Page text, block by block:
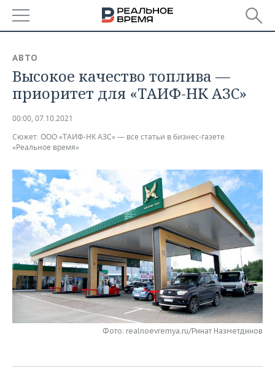
БАШКОРТОСТАН
ТАТАРСТАН
НОВОСТИ
АНАЛИТИКА
КОРОЛИ ГОСЗАКАЗА ПФО
ВУЗЫ ТАТАРСТАНА
КОМУ ПРИНАДЛЕЖАТ
ТОРГОВЫЕ ЦЕНТРЫ
ТАТАРСТАНА
ФИНАНСЫ
БАНКИ
БЮДЖЕТ
ИНВЕСТИЦИИ
НОВОСТИ
ПРОМЫШЛЕННОСТИ
АГРОПРОМ
МАШИНОСТРОЕНИЕ
НЕФТЕХИМИЯ
ЭНЕРГЕТИКА
НЕДВИЖИМОСТЬ
НОВОСТИ НЕДВИЖИМОСТИ
АВТО
НОВОСТИ АВТО
БИЗНЕС
НОВОСТИ БИЗНЕСА
РОЗНИЧНАЯ ТОРГОВЛЯ
ТРАНСПОРТ
ТЕХНОЛОГИИ
НОВОСТИ ТЕХНОЛОГИЙ
IT
МЕРОПРИЯТИЯ
НОВОСТИ МЕРОПРИЯТИЙ
СПОРТ
АВТО
Высокое качество топлива —
приоритет для «ТАИФ-НК АЗС»
00:00, 07.10.2021
Сюжет: ООО «ТАИФ-НК АЗС» — все статьи в бизнес-газете
«Реальное время»
Фото: realnoevremya.ru/Ринат Назметдинов